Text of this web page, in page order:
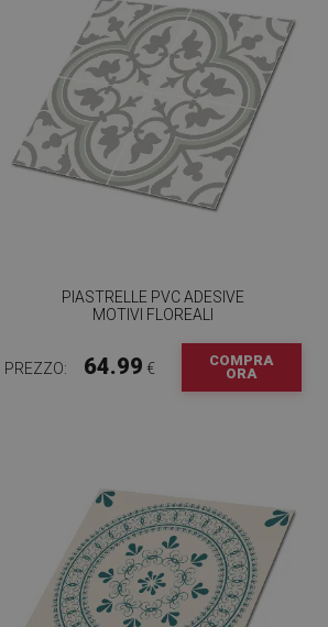
PIASTRELLE PVC ADESIVE
MOTIVI FLOREALI
PREZZO: 64.99 €
COMPRA
ORA